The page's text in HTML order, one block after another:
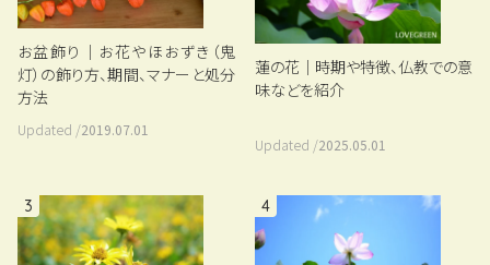
お盆飾り｜お花やほおずき（鬼
灯）の飾り方、期間、マナーと処分
方法
Updated /2019.07.01
蓮の花｜時期や特徴、仏教での意
味などを紹介
Updated /2025.05.01
3 4